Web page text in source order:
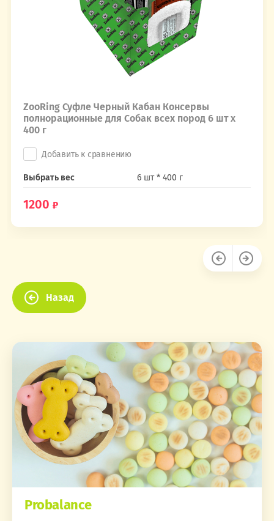
ZooRing Суфле Черный Кабан Консервы
полнорационные для Собак всех пород 6 шт х
400 г
Добавить к сравнению
Выбрать вес 6 шт * 400 г
1200
Назад
Probalance